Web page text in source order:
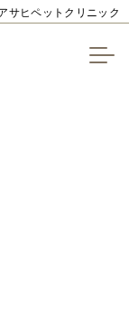
サヒペットクリニック